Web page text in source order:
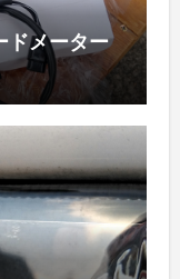
(1)
(1)
(1)
ドメーター